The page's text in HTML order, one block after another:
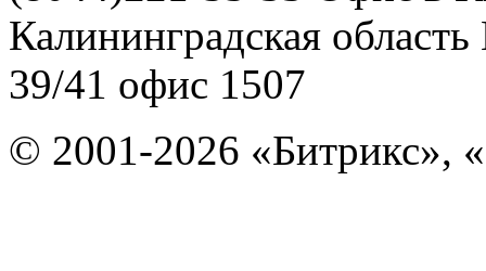
Калининградская область
39/41 офис 1507
© 2001-2026 «Битрикс»,